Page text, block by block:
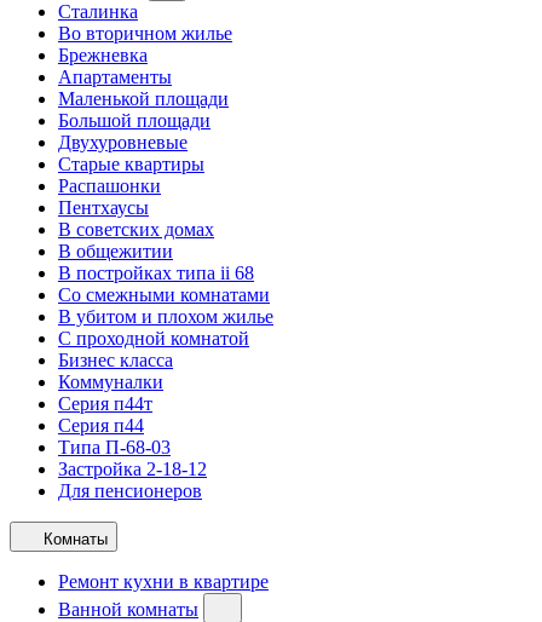
Сталинка
Во вторичном жилье
Брежневка
Апартаменты
Маленькой площади
Большой площади
Двухуровневые
Старые квартиры
Распашонки
Пентхаусы
В советских домах
В общежитии
В постройках типа ii 68
Со смежными комнатами
В убитом и плохом жилье
С проходной комнатой
Бизнес класса
Коммуналки
Серия п44т
Серия п44
Типа П-68-03
Застройка 2-18-12
Для пенсионеров
Комнаты
Ремонт кухни в квартире
Ванной комнаты